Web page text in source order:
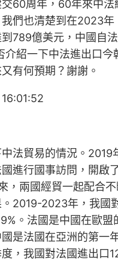
60周年，60年來中法
們也清楚到在2023年
789億美元，中國自
介紹一下中法進出口今
有何預期？謝謝。
法貿易的情況。2019
進行國事訪問，開啟
，兩國經貿一起配合不
2019-2023年，我國
。法國是中國在歐盟
是法國在亞洲的第一
，我國對法國進出口